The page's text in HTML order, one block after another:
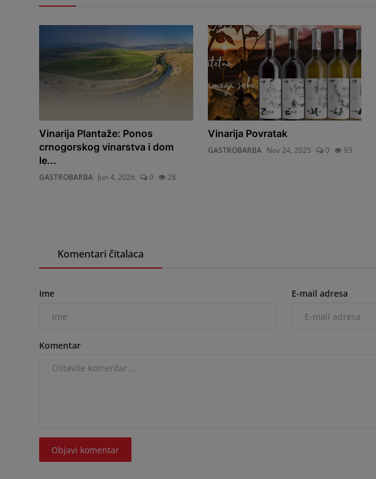
Vinarija Plantaže: Ponos
crnogorskog vinarstva i dom
le...
GASTROBARBA Jun 4, 2026 0 28
Vinarija Povratak
GASTROBARBA Nov 24, 2025 0 93
Komentari čitalaca
Ime E-mail adresa
Komentar
Objavi komentar